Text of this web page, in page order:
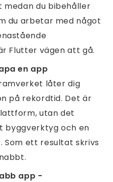
du bibehåller
du arbetar med något
Flutter vägen att gå.
en app
låter dig
på rekordtid. Det är
utan det
byggverktyg och en
Som ett resultat skrivs
app -